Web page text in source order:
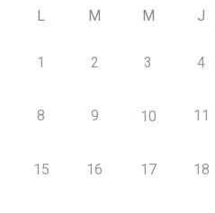
L M M J
1 2 3 4
8 9 10 11
15 16 17 18